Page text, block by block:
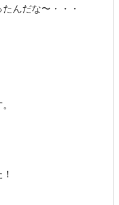
んだな〜・・・